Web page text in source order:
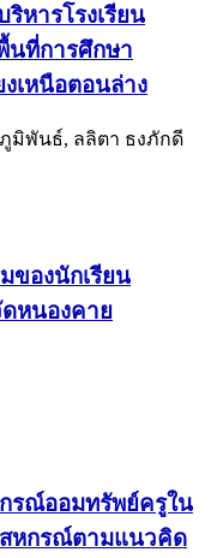
หารโรงเรียน
นที่การศึกษา
เหนือตอนล่าง
มิพันธ์, ลลิตา ธงภักดี
ของนักเรียน
ดหนองคาย
กรณ์ออมทรัพย์ครูใน
สหกรณ์ตามแนวคิด